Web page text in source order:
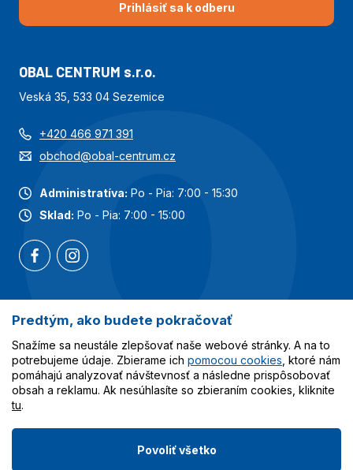
Prihlásiť sa k odberu
OBAL CENTRUM s.r.o.
Veská 35, 533 04 Sezemice
+420 466 971 391
obchod@obal-centrum.cz
Administratíva: Po - Pia: 7:00 - 15:30
Sklad: Po - Pia: 7:00 - 15:00
Najobľúbenejšie kategórie
Služby
Všetko o nákupe
Predtým, ako budete pokračovať
Snažíme sa neustále zlepšovať naše webové stránky. A na to
potrebujeme údaje. Zbierame ich pomocou cookies , ktoré nám
pomáhajú analyzovať návštevnosť a následne prispôsobovať
obsah a reklamu. Ak nesúhlasíte so zbieraním cookies, kliknite
tu.
Povoliť všetko